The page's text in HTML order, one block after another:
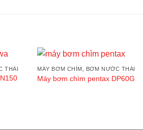
Add to
THẢI
Add to
wishlist
MÁY BƠM CHÌM, BƠM NƯỚC THẢI
Máy bơm chìm pentax DP60G